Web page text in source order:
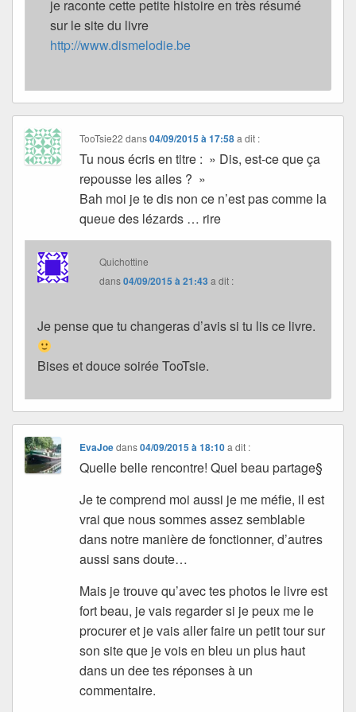
je raconte cette petite histoire en très résumé
sur le site du livre
http://www.dismelodie.be
TooTsie22 dans04/09/2015 à 17:58 a dit :
Tu nous écris en titre : » Dis, est-ce que ça
repousse les ailes ? »
Bah moi je te dis non ce n’est pas comme la
queue des lézards … rire
Quichottine
dans04/09/2015 à 21:43 a dit :
Je pense que tu changeras d’avis si tu lis ce livre.
Bises et douce soirée TooTsie.
EvaJoedans04/09/2015 à 18:10 a dit :
Quelle belle rencontre! Quel beau partage§
Je te comprend moi aussi je me méfie, il est
vrai que nous sommes assez semblable
dans notre manière de fonctionner, d’autres
aussi sans doute…
Mais je trouve qu’avec tes photos le livre est
fort beau, je vais regarder si je peux me le
procurer et je vais aller faire un petit tour sur
son site que je vois en bleu un plus haut
dans un dee tes réponses à un
commentaire.